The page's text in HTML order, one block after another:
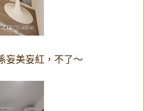
妄美妄紅，不了～